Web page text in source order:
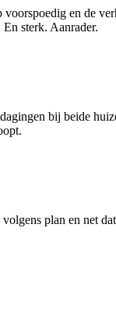
en de
sterk. Aanrader.
bij beide
plan en net